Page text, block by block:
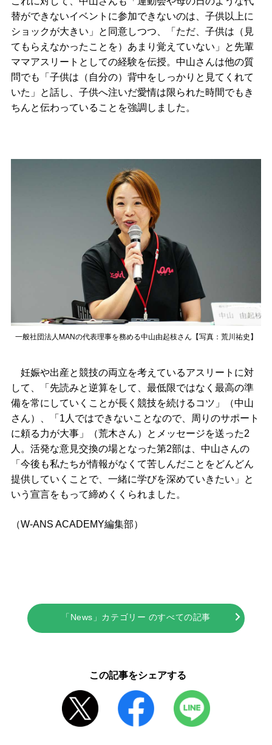
替ができないイベントに参加できないのは、子供以上に
ショックが大きい」と同意しつつ、「ただ、子供は（見
てもらえなかったことを）あまり覚えていない」と先輩
ママアスリートとしての経験を伝授。中山さんは他の質
問でも「子供は（自分の）背中をしっかりと見てくれて
いた」と話し、子供へ注いだ愛情は限られた時間でもき
ちんと伝わっていることを強調しました。
一般社団法人MANの代表理事を務める中山由起枝さん【写真：荒川祐史】
妊娠や出産と競技の両立を考えているアスリートに対
して、「先読みと逆算をして、最低限ではなく最高の準
備を常にしていくことが長く競技を続けるコツ」（中山
さん）、「1人ではできないことなので、周りのサポート
に頼る力が大事」（荒木さん）とメッセージを送った2
人。活発な意見交換の場となった第2部は、中山さんの
「今後も私たちが情報がなくて苦しんだことをどんどん
提供していくことで、一緒に学びを深めていきたい」と
いう宣言をもって締めくくられました。
（W-ANS ACADEMY編集部）
「News」カテゴリー のすべての記事
この記事をシェアする